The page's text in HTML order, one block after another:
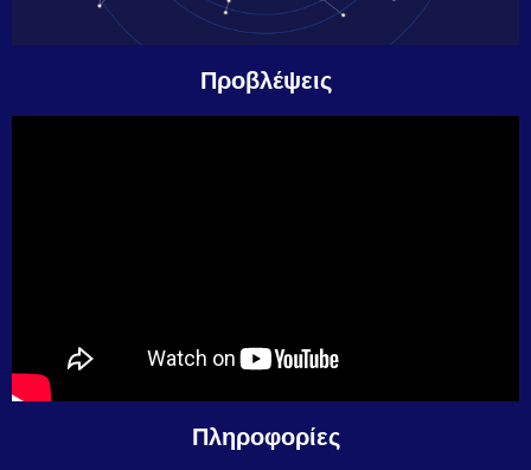
Προβλέψεις
Πληροφορίες